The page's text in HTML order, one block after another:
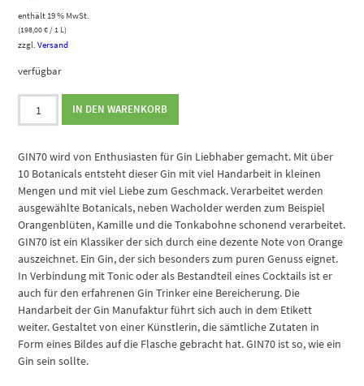
enthält 19 % MwSt.
(198,00€/ 1 L)
zzgl.Versand
verfügbar
GIN
Köln
(Mini)
Menge
IN DEN WARENKORB
GIN70 wird von Enthusiasten für Gin Liebhaber gemacht. Mit über
10 Botanicals entsteht dieser Gin mit viel Handarbeit in kleinen
Mengen und mit viel Liebe zum Geschmack. Verarbeitet werden
ausgewählte Botanicals, neben Wacholder werden zum Beispiel
Orangenblüten, Kamille und die Tonkabohne schonend verarbeitet.
GIN70 ist ein Klassiker der sich durch eine dezente Note von Orange
auszeichnet. Ein Gin, der sich besonders zum puren Genuss eignet.
In Verbindung mit Tonic oder als Bestandteil eines Cocktails ist er
auch für den erfahrenen Gin Trinker eine Bereicherung. Die
Handarbeit der Gin Manufaktur führt sich auch in dem Etikett
weiter. Gestaltet von einer Künstlerin, die sämtliche Zutaten in
Form eines Bildes auf die Flasche gebracht hat. GIN70 ist so, wie ein
Gin sein sollte.